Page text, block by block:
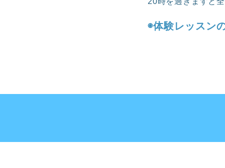
◉体験レッスン